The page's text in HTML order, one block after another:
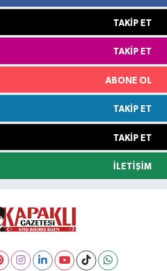
TAKIP ET
TAKIP ET
ABONE OL
TAKIP ET
TAKIP ET
İLETIŞIM